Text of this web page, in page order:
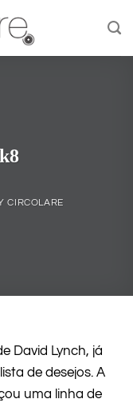
CIRCOLARE
David Lynch, já
de desejos. A
uma linha de